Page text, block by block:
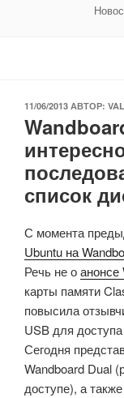
ОПУБЛИКОВАНО
11/06/2013 АВТОР:
список
С момента
Ubuntu на
Речь не оанонсе
карты памяти
повысила
USB для
Сегодня
Wandboard Dual
доступе), а